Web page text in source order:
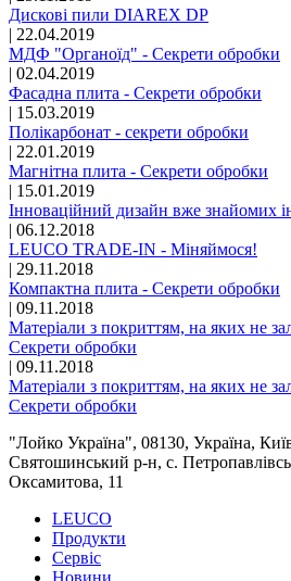
Дискові пили DIAREX DP
| 22.04.2019
МДФ "Органоїд" - Секрети обробки
| 02.04.2019
Фасадна плита - Секрети обробки
| 15.03.2019
Полікарбонат - секрети обробки
| 22.01.2019
Магнітна плита - Секрети обробки
| 15.01.2019
Інноваційний дизайн вже знайомих
| 06.12.2018
LEUCO TRADE-IN - Міняймося!
| 29.11.2018
Компактна плита - Секрети обробки
| 09.11.2018
Матеріали з покриттям, на яких не
Секрети обробки
| 09.11.2018
Матеріали з покриттям, на яких не
Секрети обробки
"Лойко Україна", 08130, Україна,
Святошинський р-н, с.
Оксамитова, 11
LEUCO
Продукти
Сервiс
Новини